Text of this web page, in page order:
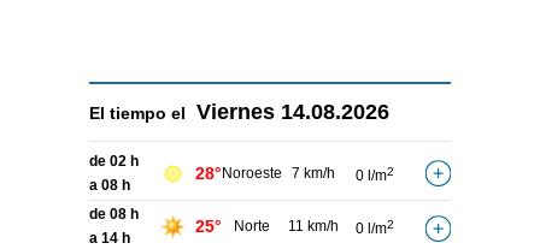
El tiempo el Viernes 14.08.2026
de 02 h
a 08 h
28° Noroeste 7 km/h 0 l/m2
de 08 h
a 14 h
25° Norte 11 km/h 0 l/m2